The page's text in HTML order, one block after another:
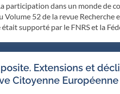
participation dans un monde de
Volume 52 de la revue
supporté par le FNRS et la
Extensions et
Citoyenne